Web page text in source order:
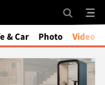
& Car Photo Video